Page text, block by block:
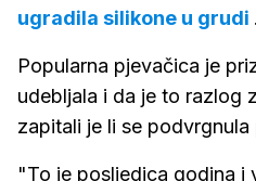
ugradila silikone u grudi .
Popularna pjevačica je
udebljala i da je to razlog
zapitali je li se
"To je posljedica godina i